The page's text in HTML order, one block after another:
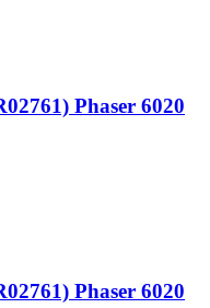
Phaser 6020
Phaser 6020